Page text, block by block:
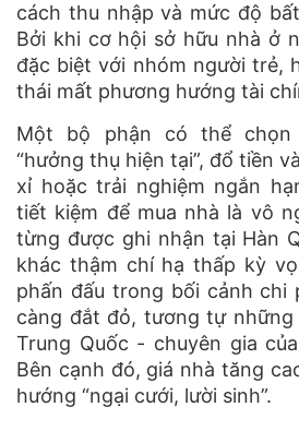
cách thu nhập và mức độ
Bởi khi cơ hội sở hữu nhà ở
đặc biệt với nhóm người trẻ,
thái mất phương hướng tài
Một bộ phận có thể chọn
“hưởng thụ hiện tại”, đổ tiền
xỉ hoặc trải nghiệm ngắn
tiết kiệm để mua nhà là vô
từng được ghi nhận tại Hàn
khác thậm chí hạ thấp kỳ
phấn đấu trong bối cảnh chi
càng đắt đỏ, tương tự những
Trung Quốc - chuyên gia
Bên cạnh đó, giá nhà tăng
hướng “ngại cưới, lười sinh”.